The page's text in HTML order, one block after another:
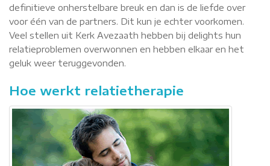
definitieve onherstelbare breuk en dan is de liefde over
voor één van de partners. Dit kun je echter voorkomen.
Veel stellen uit Kerk Avezaath hebben bij delights hun
relatieproblemen overwonnen en hebben elkaar en het
geluk weer teruggevonden.
Hoe werkt relatietherapie